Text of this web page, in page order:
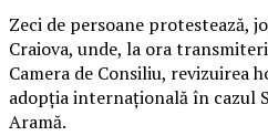
Zeci de persoane protestează,
Craiova, unde, la ora
Camera de Consiliu, revizuirea
adopţia internaţională în cazul
Aramă.